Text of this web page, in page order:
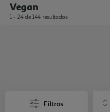
Vegan
1 - 24 de 144 resultados
Filtros